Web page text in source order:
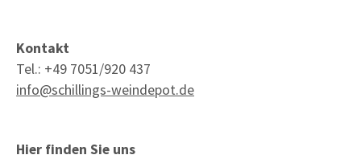
Kontakt
Tel.: +49 7051/920 437
info@schillings-weindepot.de
Hier finden Sie uns